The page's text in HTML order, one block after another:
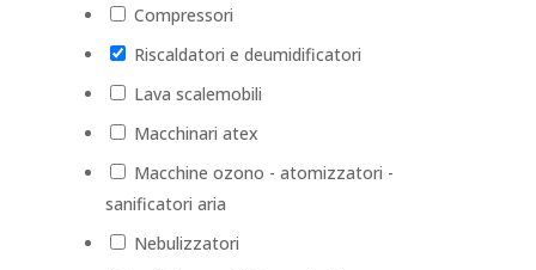
Compressori
Riscaldatori e deumidificatori
Lava scalemobili
Macchinari atex
Macchine ozono - atomizzatori -
sanificatori aria
Nebulizzatori